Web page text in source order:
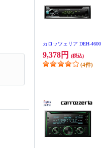
カロッツェリア DEH-4600
9,378円 (税込)
(4件)